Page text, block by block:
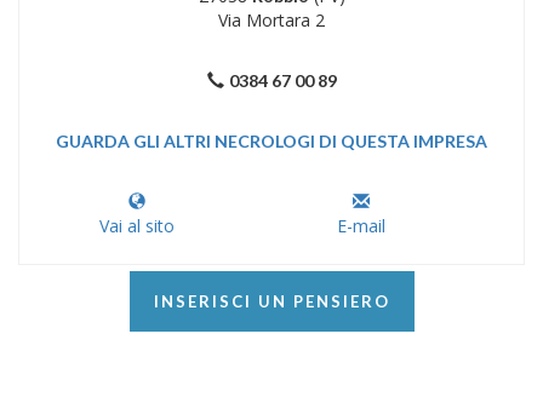
Via Mortara 2
0384 67 00 89
GUARDA GLI ALTRI NECROLOGI DI QUESTA IMPRESA
Vai al sito E-mail
INSERISCI UN PENSIERO